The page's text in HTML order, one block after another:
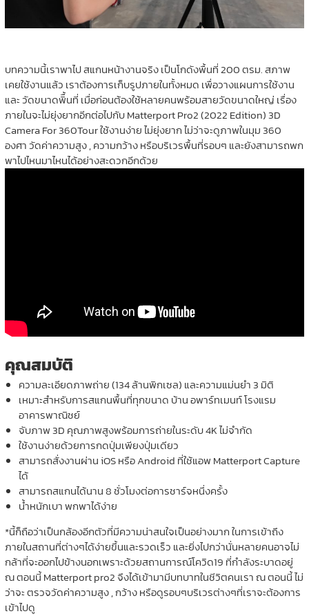
บทความนี้เราพาไป สแกนหน้างานจริง เป็นโกดังพื้นที่ 200 ตรม. สภาพ
เคยใช้งานแล้ว เราต้องการเก็บรูปภายในทั้งหมด เพื่อวางแผนการใช้งาน
และ วัดขนาดพิื้นที่ เมื่อก่อนต้องใช้หลายคนพร้อมสายวัดขนาดใหญ่ เรื่อง
ภายในจะไม่ยุ่งยากอีกต่อไปกับ Matterport Pro2 (2022 Edition) 3D
Camera For 360Tour ใช้งานง่าย ไม่ยุ่งยาก ไม่ว่าจะดูภาพในมุม 360
องศา วัดค่าความสูง , ความกว้าง หรือบริเวรพื้นที่รอบๆ และยังสามารถพก
พาไปไหนมาไหนได้อย่างสะดวกอีกด้วย
คุณสมบัติ
ความละเอียดภาพถ่าย (134 ล้านพิกเซล) และความแม่นยำ 3 มิติ
เหมาะสำหรับการสแกนพื้นที่ทุกขนาด บ้าน อพาร์ทเมนท์ โรงแรม
อาคารพาณิชย์
จับภาพ 3D คุณภาพสูงพร้อมการถ่ายในระดับ 4K ไม่จำกัด
ใช้งานง่ายด้วยการกดปุ่มเพียงปุ่มเดียว
สามารถสั่งงานผ่าน iOS หรือ Android ที่ใช้แอพ Matterport Capture
ได้
สามารถสแกนได้นาน 8 ชั่วโมงต่อการชาร์จหนึ่งครั้ง
น้ำหนักเบา พกพาได้ง่าย
*นี้ก็ถือว่าเป็นกล้องอีกตัวที่มีความน่าสนใจเป็นอย่างมาก ในการเข้าถึง
ภายในสถานที่ต่างๆได้ง่ายขึ้นและรวดเร็ว และยิ่งไปกว่านั่นหลายคนอาจไม่
กล้าที่จะออกไปข้างนอกเพราะด้วยสถานการณ์โควิด19 ที่กำลังระบาดอยู่
ณ ตอนนี้ Matterport pro2 จึงได้เข้ามามีบทบาทในชีวิตคนเรา ณ ตอนนี้ ไม่
ว่าจะ ตรวจวัดค่าความสูง , กว้าง หรือดูรอบๆบริเวรต่างๆที่เราจะต้องการ
เข้าไปดู